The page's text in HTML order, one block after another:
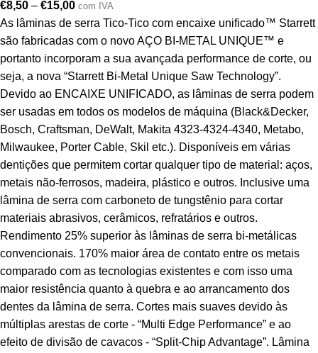
€8,50 – €15,00 com IVA
As lâminas de serra Tico-Tico com encaixe unificado™ Starrett
são fabricadas com o novo AÇO BI-METAL UNIQUE™ e
portanto incorporam a sua avançada performance de corte, ou
seja, a nova “Starrett Bi-Metal Unique Saw Technology”.
Devido ao ENCAIXE UNIFICADO, as lâminas de serra podem
ser usadas em todos os modelos de máquina (Black&Decker,
Bosch, Craftsman, DeWalt, Makita 4323-4324-4340, Metabo,
Milwaukee, Porter Cable, Skil etc.). Disponíveis em várias
dentições que permitem cortar qualquer tipo de material: aços,
metais não-ferrosos, madeira, plástico e outros. Inclusive uma
lâmina de serra com carboneto de tungstênio para cortar
materiais abrasivos, cerâmicos, refratários e outros.
Rendimento 25% superior às lâminas de serra bi-metálicas
convencionais. 170% maior área de contato entre os metais
comparado com as tecnologias existentes e com isso uma
maior resistência quanto à quebra e ao arrancamento dos
dentes da lâmina de serra. Cortes mais suaves devido às
múltiplas arestas de corte - “Multi Edge Performance” e ao
efeito de divisão de cavacos - “Split-Chip Advantage”. Lâmina